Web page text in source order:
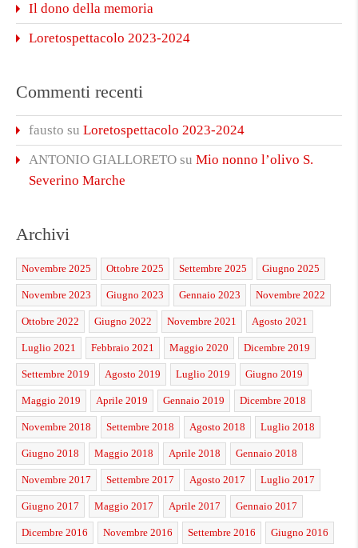
Il dono della memoria
Loretospettacolo 2023-2024
Commenti recenti
fausto su Loretospettacolo 2023-2024
ANTONIO GIALLORETO su Mio nonno l’olivo S.
Severino Marche
Archivi
Novembre 2025 Ottobre 2025 Settembre 2025 Giugno 2025
Novembre 2023 Giugno 2023 Gennaio 2023 Novembre 2022
Ottobre 2022 Giugno 2022 Novembre 2021 Agosto 2021
Luglio 2021 Febbraio 2021 Maggio 2020 Dicembre 2019
Settembre 2019 Agosto 2019 Luglio 2019 Giugno 2019
Maggio 2019 Aprile 2019 Gennaio 2019 Dicembre 2018
Novembre 2018 Settembre 2018 Agosto 2018 Luglio 2018
Giugno 2018 Maggio 2018 Aprile 2018 Gennaio 2018
Novembre 2017 Settembre 2017 Agosto 2017 Luglio 2017
Giugno 2017 Maggio 2017 Aprile 2017 Gennaio 2017
Dicembre 2016 Novembre 2016 Settembre 2016 Giugno 2016